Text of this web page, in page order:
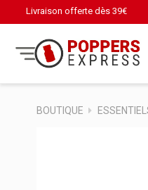
Livraison offerte dès 39€
BOUTIQUE